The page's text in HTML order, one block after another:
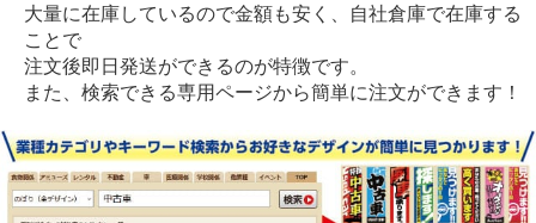
大量に在庫しているので金額も安く、自社倉庫で在庫する
ことで
注文後即日発送ができるのが特徴です。
また、検索できる専用ページから簡単に注文ができます！